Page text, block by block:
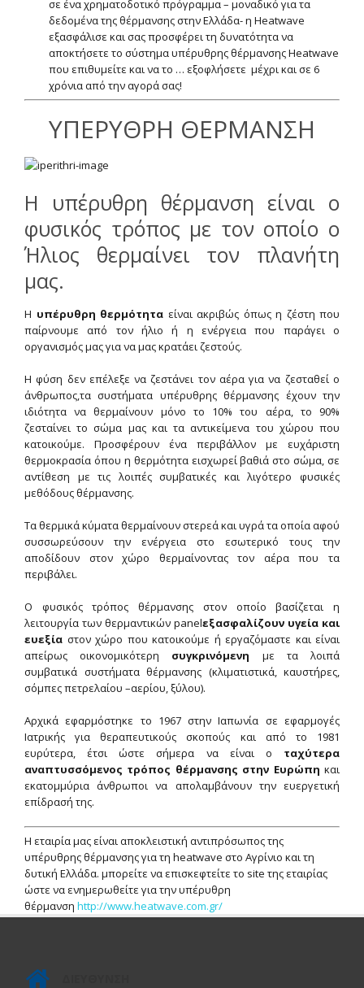
σε ένα χρηματοδοτικό πρόγραμμα – μοναδικό για τα
δεδομένα της θέρμανσης στην Ελλάδα- η Heatwave
εξασφάλισε και σας προσφέρει τη δυνατότητα να
αποκτήσετε το σύστημα υπέρυθρης θέρμανσης Heatwave
που επιθυμείτε και να το … εξοφλήσετε μέχρι και σε 6
χρόνια από την αγορά σας!
ΥΠΕΡΥΘΡΗ ΘΕΡΜΑΝΣΗ
Η υπέρυθρη θέρμανση είναι ο
φυσικός τρόπος με τον οποίο ο
Ήλιος θερμαίνει τον πλανήτη
μας.
Η υπέρυθρη θερμότητα είναι ακριβώς όπως η ζέστη που
παίρνουμε από τον ήλιο ή η ενέργεια που παράγει ο
οργανισμός μας για να μας κρατάει ζεστούς.
Η φύση δεν επέλεξε να ζεστάνει τον αέρα για να ζεσταθεί ο
άνθρωπος,τα συστήματα υπέρυθρης θέρμανσης έχουν την
ιδιότητα να θερμαίνουν μόνο το 10% του αέρα, το 90%
ζεσταίνει το σώμα μας και τα αντικείμενα του χώρου που
κατοικούμε. Προσφέρουν ένα περιβάλλον με ευχάριστη
θερμοκρασία όπου η θερμότητα εισχωρεί βαθιά στο σώμα, σε
αντίθεση με τις λοιπές συμβατικές και λιγότερο φυσικές
μεθόδους θέρμανσης.
Τα θερμικά κύματα θερμαίνουν στερεά και υγρά τα οποία αφού
συσσωρεύσουν την ενέργεια στο εσωτερικό τους την
αποδίδουν στον χώρο θερμαίνοντας τον αέρα που τα
περιβάλει.
Ο φυσικός τρόπος θέρμανσης στον οποίο βασίζεται η
λειτουργία των θερμαντικών panelεξασφαλίζουν υγεία και
ευεξία στον χώρο που κατοικούμε ή εργαζόμαστε και είναι
απείρως οικονομικότερη συγκρινόμενη με τα λοιπά
συμβατικά συστήματα θέρμανσης (κλιματιστικά, καυστήρες,
σόμπες πετρελαίου –αερίου, ξύλου).
Αρχικά εφαρμόστηκε το 1967 στην Ιαπωνία σε εφαρμογές
Ιατρικής για θεραπευτικούς σκοπούς και από το 1981
ευρύτερα, έτσι ώστε σήμερα να είναι ο ταχύτερα
αναπτυσσόμενος τρόπος θέρμανσης στην Ευρώπη και
εκατομμύρια άνθρωποι να απολαμβάνουν την ευεργετική
επίδρασή της.
Η εταιρία μας είναι αποκλειστική αντιπρόσωπος της
υπέρυθρης θέρμανσης για τη heatwave στο Αγρίνιο και τη
δυτική Ελλάδα. μπορείτε να επισκεφτείτε το site της εταιρίας
ώστε να ενημερωθείτε για την υπέρυθρη
θέρμανση http://www.heatwave.com.gr/